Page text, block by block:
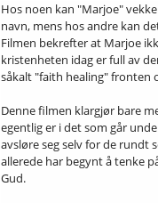
Hos noen kan "Marjoe"
navn, mens hos andre kan
Filmen bekrefter at Marjoe
kristenheten idag er full av
såkalt "faith healing" fronten
Denne filmen klargjør bare
egentlig er i det som går
avsløre seg selv for de rundt
allerede har begynt å tenke
Gud.